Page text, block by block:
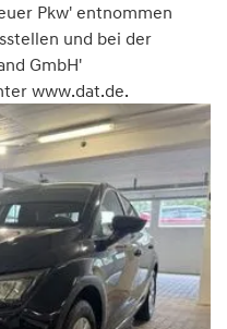
Pkw' entnommen
und bei der
GmbH'
www.dat.de.